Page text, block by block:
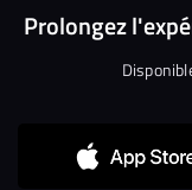
Prolongez